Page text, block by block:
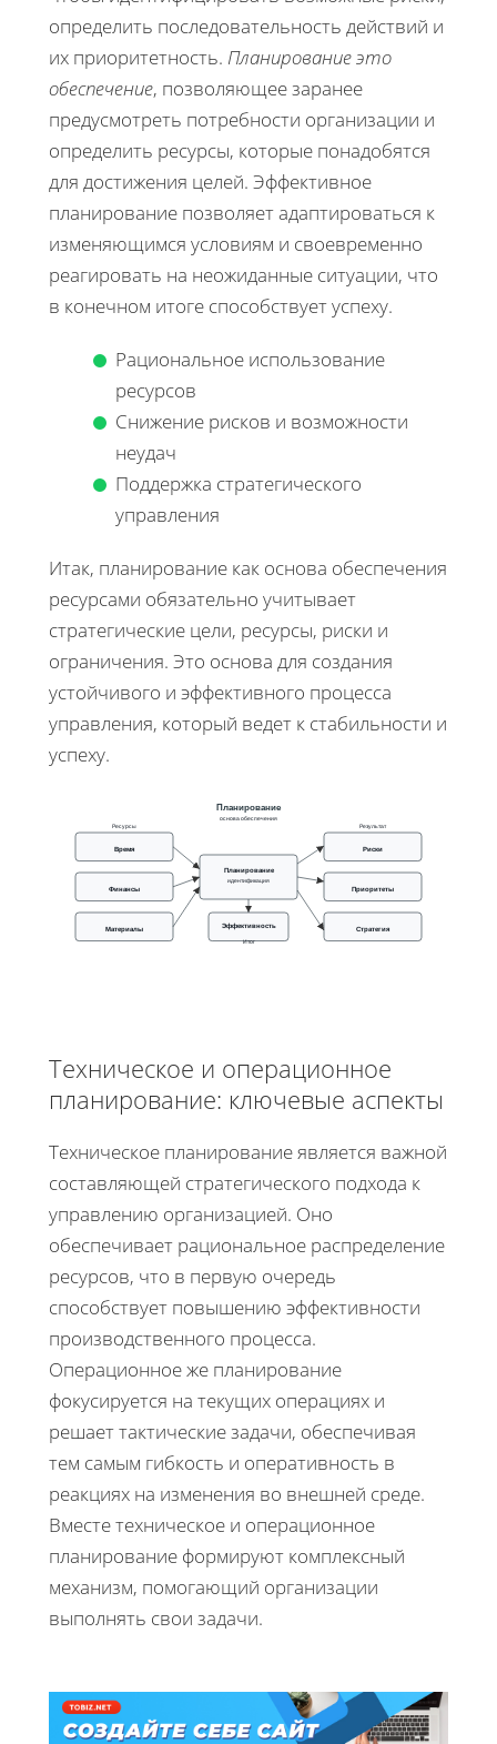
определить последовательность действий и
их приоритетность. Планирование это
обеспечение, позволяющее заранее
предусмотреть потребности организации и
определить ресурсы, которые понадобятся
для достижения целей. Эффективное
планирование позволяет адаптироваться к
изменяющимся условиям и своевременно
реагировать на неожиданные ситуации, что
в конечном итоге способствует успеху.
Рациональное использование
ресурсов
Снижение рисков и возможности
неудач
Поддержка стратегического
управления
Итак, планирование как основа обеспечения
ресурсами обязательно учитывает
стратегические цели, ресурсы, риски и
ограничения. Это основа для создания
устойчивого и эффективного процесса
управления, который ведет к стабильности и
успеху.
Планирование
основа обеспечения
Время
Финансы
Материалы
Планирование
идентификация
Риски
Приоритеты
Стратегия
Эффективность
Ресурсы Результат
Итог
Техническое и операционное
планирование: ключевые аспекты
Техническое планирование является важной
составляющей стратегического подхода к
управлению организацией. Оно
обеспечивает рациональное распределение
ресурсов, что в первую очередь
способствует повышению эффективности
производственного процесса.
Операционное же планирование
фокусируется на текущих операциях и
решает тактические задачи, обеспечивая
тем самым гибкость и оперативность в
реакциях на изменения во внешней среде.
Вместе техническое и операционное
планирование формируют комплексный
механизм, помогающий организации
выполнять свои задачи.